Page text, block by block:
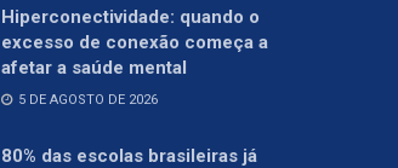
Hiperconectividade: quando o
excesso de conexão começa a
afetar a saúde mental
5 DE AGOSTO DE 2026
80% das escolas brasileiras já